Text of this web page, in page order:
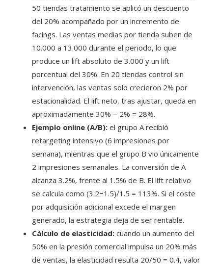
50 tiendas tratamiento se aplicó un descuento
del 20% acompañado por un incremento de
facings. Las ventas medias por tienda suben de
10.000 a 13.000 durante el periodo, lo que
produce un lift absoluto de 3.000 y un lift
porcentual del 30%. En 20 tiendas control sin
intervención, las ventas solo crecieron 2% por
estacionalidad. El lift neto, tras ajustar, queda en
aproximadamente 30% − 2% = 28%.
Ejemplo online (A/B): el grupo A recibió
retargeting intensivo (6 impresiones por
semana), mientras que el grupo B vio únicamente
2 impresiones semanales. La conversión de A
alcanza 3.2%, frente al 1.5% de B. El lift relativo
se calcula como (3.2−1.5)/1.5 = 113%. Si el coste
por adquisición adicional excede el margen
generado, la estrategia deja de ser rentable.
Cálculo de elasticidad: cuando un aumento del
50% en la presión comercial impulsa un 20% más
de ventas, la elasticidad resulta 20/50 = 0.4, valor